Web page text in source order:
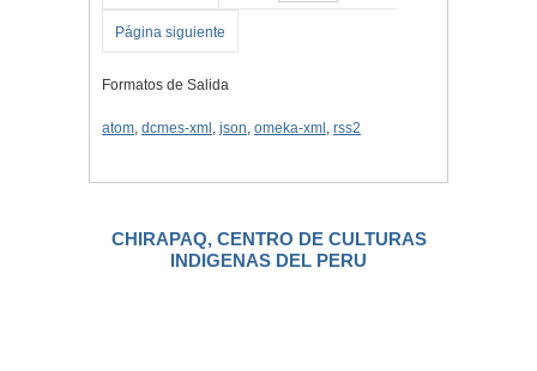
Página siguiente
Formatos de Salida
atom, dcmes-xml , json, omeka-xml , rss2
CHIRAPAQ, CENTRO DE CULTURAS
INDIGENAS DEL PERU